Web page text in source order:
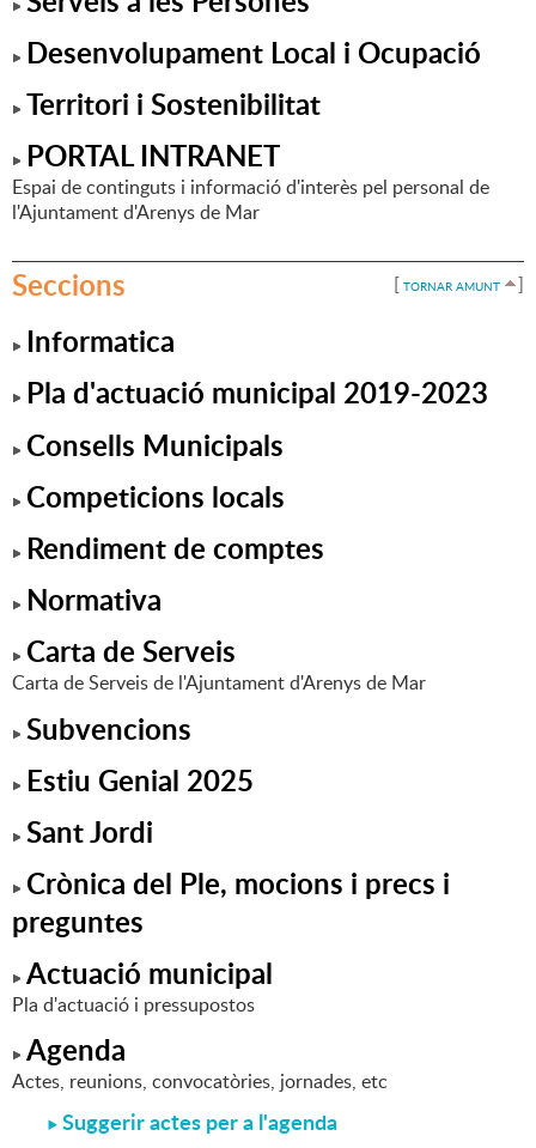
Desenvolupament Local i Ocupació
Territori i Sostenibilitat
PORTAL INTRANET
Espai de continguts i informació d'interès pel personal de
l'Ajuntament d'Arenys de Mar
[ TORNAR AMUNT ]
Seccions
Informatica
Pla d'actuació municipal 2019-2023
Consells Municipals
Competicions locals
Rendiment de comptes
Normativa
Carta de Serveis
Carta de Serveis de l'Ajuntament d'Arenys de Mar
Subvencions
Estiu Genial 2025
Sant Jordi
Crònica del Ple, mocions i precs i
preguntes
Actuació municipal
Pla d'actuació i pressupostos
Agenda
Actes, reunions, convocatòries, jornades, etc
Suggerir actes per a l'agenda